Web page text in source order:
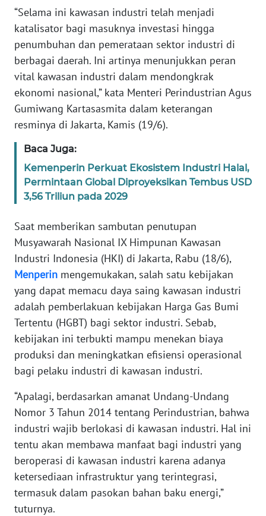
“Selama ini kawasan industri telah menjadi
katalisator bagi masuknya investasi hingga
penumbuhan dan pemerataan sektor industri di
berbagai daerah. Ini artinya menunjukkan peran
vital kawasan industri dalam mendongkrak
ekonomi nasional,” kata Menteri Perindustrian Agus
Gumiwang Kartasasmita dalam keterangan
resminya di Jakarta, Kamis (19/6).
Baca Juga:
Kemenperin Perkuat Ekosistem Industri Halal,
Permintaan Global Diproyeksikan Tembus USD
3,56 Triliun pada 2029
Saat memberikan sambutan penutupan
Musyawarah Nasional IX Himpunan Kawasan
Industri Indonesia (HKI) di Jakarta, Rabu (18/6),
Menperin mengemukakan, salah satu kebijakan
yang dapat memacu daya saing kawasan industri
adalah pemberlakuan kebijakan Harga Gas Bumi
Tertentu (HGBT) bagi sektor industri. Sebab,
kebijakan ini terbukti mampu menekan biaya
produksi dan meningkatkan efisiensi operasional
bagi pelaku industri di kawasan industri.
“Apalagi, berdasarkan amanat Undang-Undang
Nomor 3 Tahun 2014 tentang Perindustrian, bahwa
industri wajib berlokasi di kawasan industri. Hal ini
tentu akan membawa manfaat bagi industri yang
beroperasi di kawasan industri karena adanya
ketersediaan infrastruktur yang terintegrasi,
termasuk dalam pasokan bahan baku energi,”
tuturnya.
INFO
IKLAN
TENTANG
KAMI
PEDOMAN
MEDIA
SIBER
KARIR
DISCLAIMER
Wahana
News
Regional
WN
SUMUT
WN
WN
BANTEN
WN
NTT